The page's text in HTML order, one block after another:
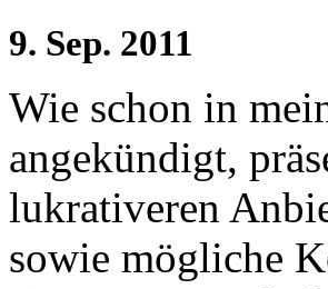
9. Sep. 2011
Wie schon in
angekündigt,
lukrativeren
sowie mögliche